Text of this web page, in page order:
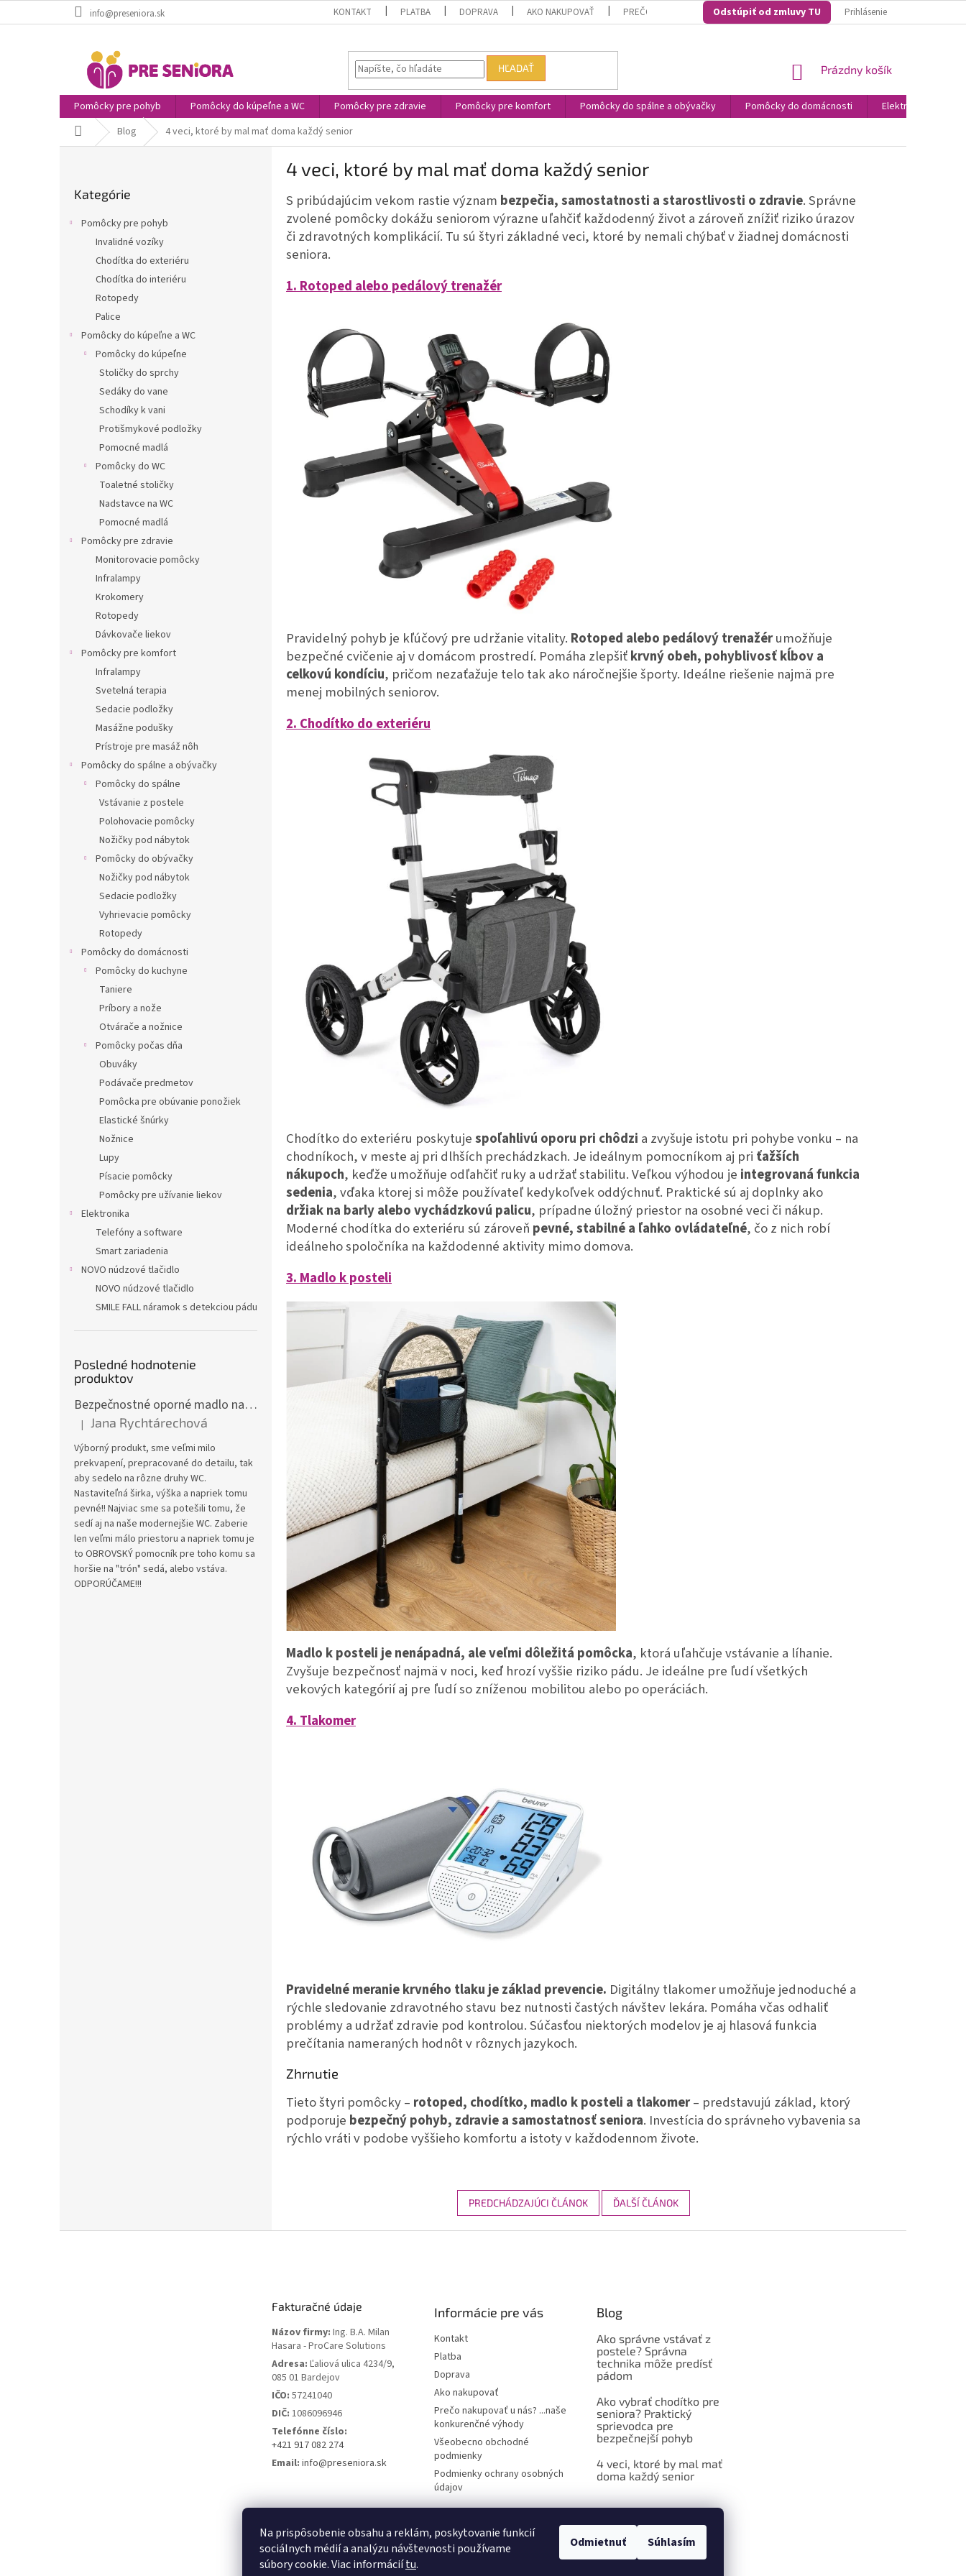
Na prispôsobenie obsahu a reklám, poskytovanie funkcií
sociálnych médií a analýzu návštevnosti používame
súbory cookie. Viac informáciítu.
Odmietnuť Súhlasím
info@preseniora.sk KONTAKT PLATBA DOPRAVA AKO NAKUPOVAŤ PREČO NAKUPOVAŤ U NÁS? ...NAŠE KONKURENČNÉ VÝHODY
Odstúpiť od zmluvy TU Prihlásenie
HĽADAŤ
NÁKUPNÝ
Prázdny košík
Pomôcky pre pohyb Pomôcky do kúpeľne a WC Pomôcky pre zdravie Pomôcky pre komfort Pomôcky do spálne a obývačky Pomôcky do domácnosti Elektronika
DomovBlog 4 veci, ktoré by mal mať doma každý senior
kategórie
Kategórie
Pomôcky pre pohyb
Invalidné vozíky
Chodítka do exteriéru
Chodítka do interiéru
Rotopedy
Palice
Pomôcky do kúpeľne a WC
Pomôcky do kúpeľne
Stoličky do sprchy
Sedáky do vane
Schodíky k vani
Protišmykové podložky
Pomocné madlá
Pomôcky do WC
Toaletné stoličky
Nadstavce na WC
Pomocné madlá
Pomôcky pre zdravie
Monitorovacie pomôcky
Infralampy
Krokomery
Rotopedy
Dávkovače liekov
Pomôcky pre komfort
Infralampy
Svetelná terapia
Sedacie podložky
Masážne podušky
Prístroje pre masáž nôh
Pomôcky do spálne a obývačky
Pomôcky do spálne
Vstávanie z postele
Polohovacie pomôcky
Nožičky pod nábytok
Pomôcky do obývačky
Nožičky pod nábytok
Sedacie podložky
Vyhrievacie pomôcky
Rotopedy
Pomôcky do domácnosti
Pomôcky do kuchyne
Taniere
Príbory a nože
Otvárače a nožnice
Pomôcky počas dňa
Obuváky
Podávače predmetov
Pomôcka pre obúvanie ponožiek
Elastické šnúrky
Nožnice
Lupy
Písacie pomôcky
Pomôcky pre užívanie liekov
Elektronika
Telefóny a software
Smart zariadenia
NOVO núdzové tlačidlo
NOVO núdzové tlačidlo
SMILE FALL náramok s detekciou pádu
Posledné hodnotenie
produktov
Bezpečnostné oporné madlo na WC JMC-C 5300KD
Hodnotenie produktu je 5 z 5 hviezdičiek.
| Jana Rychtárechová
Výborný produkt, sme veľmi milo
prekvapení, prepracované do detailu, tak
aby sedelo na rôzne druhy WC.
Nastaviteľná širka, výška a napriek tomu
pevné!! Najviac sme sa potešili tomu, že
sedí aj na naše modernejšie WC. Zaberie
len veľmi málo priestoru a napriek tomu je
to OBROVSKÝ pomocník pre toho komu sa
horšie na "trón" sedá, alebo vstáva.
ODPORÚČAME!!!
4 veci, ktoré by mal mať doma každý senior
S pribúdajúcim vekom rastie význam bezpečia, samostatnosti a starostlivosti o zdravie. Správne
zvolené pomôcky dokážu seniorom výrazne uľahčiť každodenný život a zároveň znížiť riziko úrazov
či zdravotných komplikácií. Tu sú štyri základné veci, ktoré by nemali chýbať v žiadnej domácnosti
seniora.
1. Rotoped alebo pedálový trenažér
Pravidelný pohyb je kľúčový pre udržanie vitality. Rotoped alebo pedálový trenažérumožňuje
bezpečné cvičenie aj v domácom prostredí. Pomáha zlepšiťkrvný obeh, pohyblivosť kĺbov a
celkovú kondíciu, pričom nezaťažuje telo tak ako náročnejšie športy. Ideálne riešenie najmä pre
menej mobilných seniorov.
2. Chodítko do exteriéru
Chodítko do exteriéru poskytujespoľahlivú oporu pri chôdzi a zvyšuje istotu pri pohybe vonku – na
chodníkoch, v meste aj pri dlhších prechádzkach. Je ideálnym pomocníkom aj pri ťažších
nákupoch, keďže umožňuje odľahčiť ruky a udržať stabilitu.Veľkou výhodou je integrovaná funkcia
sedenia, vďaka ktorej si môže používateľ kedykoľvek oddýchnuť. Praktické sú aj doplnky ako
držiak na barly alebo vychádzkovú palicu, prípadne úložný priestor na osobné veci či nákup.
Moderné chodítka do exteriéru sú zároveň pevné, stabilné a ľahko ovládateľné, čo z nich robí
ideálneho spoločníka na každodenné aktivity mimo domova.
3. Madlo k posteli
Madlo k posteli je nenápadná, ale veľmi dôležitá pomôcka, ktorá uľahčuje vstávanie a líhanie.
Zvyšuje bezpečnosť najmä v noci, keď hrozí vyššie riziko pádu. Je ideálne pre ľudí všetkých
vekových kategórií aj pre ľudí so zníženou mobilitou alebo po operáciách.
4. Tlakomer
Pravidelné meranie krvného tlaku je základ prevencie. Digitálny tlakomer umožňuje jednoduché a
rýchle sledovanie zdravotného stavu bez nutnosti častých návštev lekára. Pomáha včas odhaliť
problémy a udržať zdravie pod kontrolou. Súčasťou niektorých modelov je aj hlasová funkcia
prečítania nameraných hodnôt v rôznych jazykoch.
Zhrnutie
Tieto štyri pomôcky – rotoped, chodítko, madlo k posteli a tlakomer– predstavujú základ, ktorý
podporuje bezpečný pohyb, zdravie a samostatnosť seniora. Investícia do správneho vybavenia sa
rýchlo vráti v podobe vyššieho komfortu a istoty v každodennom živote.
PREDCHÁDZAJÚCI ČLÁNOK ĎALŠÍ ČLÁNOK
Fakturačné údaje
Názov firmy: Ing. B.A. Milan
Hasara - ProCare Solutions
Adresa: Ľaliová ulica 4234/9,
085 01 Bardejov
IČO: 57241040
DIČ: 1086096946
Telefónne číslo:
+421 917 082 274
Email: info@preseniora.sk
Informácie pre vás
Kontakt
Platba
Doprava
Ako nakupovať
Prečo nakupovať u nás? ...naše
konkurenčné výhody
Všeobecno obchodné
podmienky
Podmienky ochrany osobných
údajov
Blog
Ako správne vstávať z
postele? Správna
technika môže predísť
pádom
Ako vybrať chodítko pre
seniora? Praktický
sprievodca pre
bezpečnejší pohyb
4 veci, ktoré by mal mať
doma každý senior